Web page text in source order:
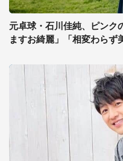
元卓球・石川佳純、ピンク
ますお綺麗」「相変わらず